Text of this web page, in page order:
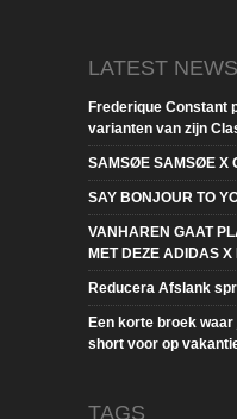
LATEST NEWS
Frederique Constant
varianten van zijn
SAMSØE SAMSØE X
SAY BONJOUR TO
VANHAREN GAAT
MET DEZE ADIDAS
Reducera Afslank
Een korte broek
short voor op
TAGS